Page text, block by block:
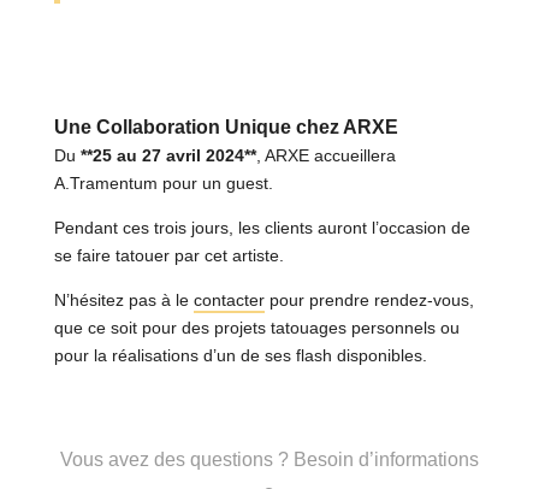
Une Collaboration Unique chez ARXE
Du **25 au 27 avril 2024**, ARXE accueillera
A.Tramentum pour un guest.
Pendant ces trois jours, les clients auront l’occasion de
se faire tatouer par cet artiste.
N’hésitez pas à le contacterpour prendre rendez-vous,
que ce soit pour des projets tatouages personnels ou
pour la réalisations d’un de ses flash disponibles.
Vous avez des questions ? Besoin d’informations